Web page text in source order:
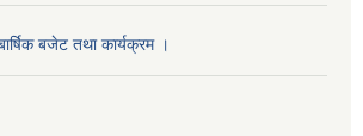
बजेट तथा कार्यक्रम ।